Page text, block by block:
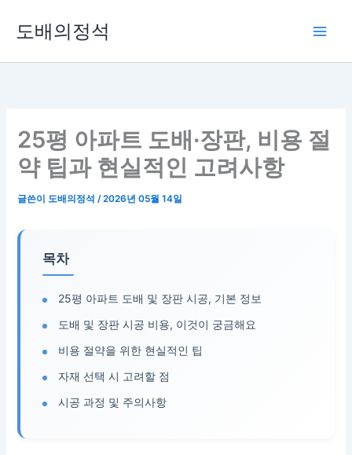
로
도배의정석
25평 아파트 도배·장판, 비용 절
약 팁과 현실적인 고려사항
글쓴이 도배의정석/2026년 05월 14일
목차
25평 아파트 도배 및 장판 시공, 기본 정보
도배 및 장판 시공 비용, 이것이 궁금해요
비용 절약을 위한 현실적인 팁
자재 선택 시 고려할 점
시공 과정 및 주의사항